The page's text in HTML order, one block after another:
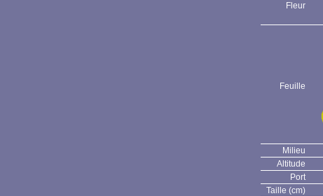
Fleur
Feuille
Milieu
Altitude
Port
Taille (cm)